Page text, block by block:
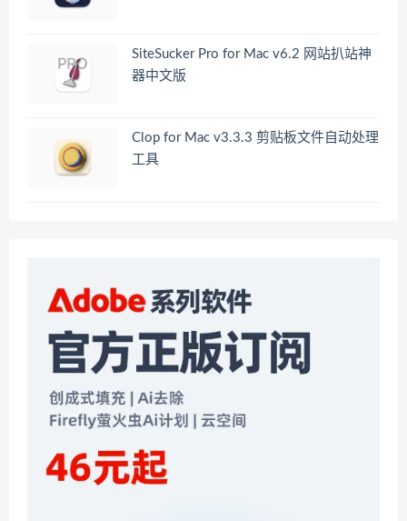
SiteSucker Pro for Mac v6.2 网站扒站神
器中文版
Clop for Mac v3.3.3 剪贴板文件自动处理
工具